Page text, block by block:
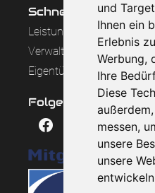
und
Ihnen ein
Erlebnis
Werbung,
Ihre
Diese
messen,
unsere
unsere
Schnellzugriff
Leistungen
Verwalterwechsel
Eigentümerlogin
Folge uns auf